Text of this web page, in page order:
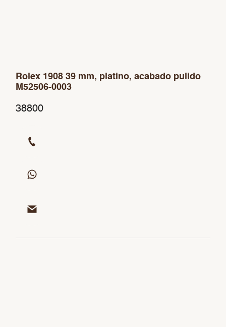
Rolex 1908 39 mm, platino, acabado pulido
M52506-0003
38800